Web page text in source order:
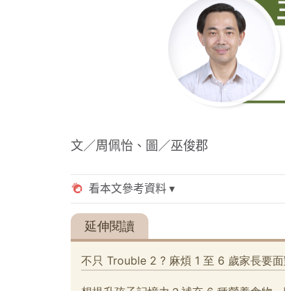
文／周佩怡、圖／巫俊郡